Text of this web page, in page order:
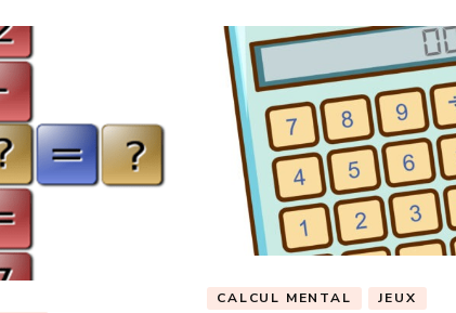
CALCUL MENTAL
JEUX